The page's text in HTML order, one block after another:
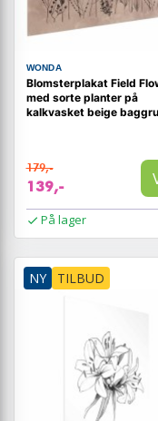
WONDA
Blomsterplakat Field
med sorte planter på
kalkvasket beige
179,-
139,-
På lager
NY TILBUD